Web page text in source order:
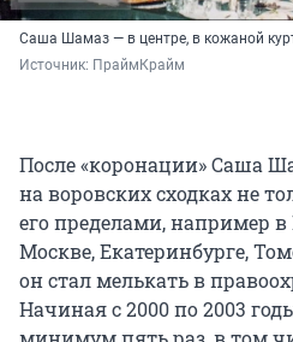
Саша Шамаз — в центре, в кожаной
Источник: ПраймКрайм
После «коронации» Саша
на воровских сходках не
его пределами, например
Москве, Екатеринбурге,
он стал мелькать в
Начиная с 2000 по 2003